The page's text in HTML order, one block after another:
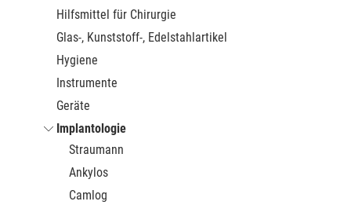
Hilfsmittel für Chirurgie
Glas-, Kunststoff-, Edelstahlartikel
Hygiene
Instrumente
Geräte
Implantologie
Straumann
Ankylos
Camlog